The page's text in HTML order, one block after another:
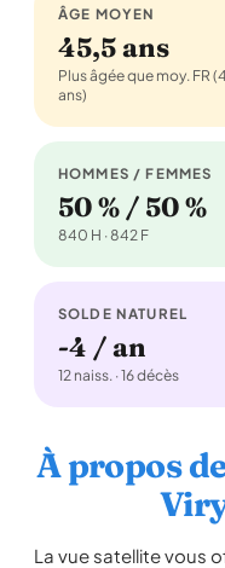
ÂGE MOYEN
45,5 ans
Plus âgée que moy. FR
ans)
HOMMES / FEMMES
50 % / 50 %
840 H · 842 F
SOLDE NATUREL
-4 / an
12 naiss. · 16 décès
À propos
La vue satellite vous